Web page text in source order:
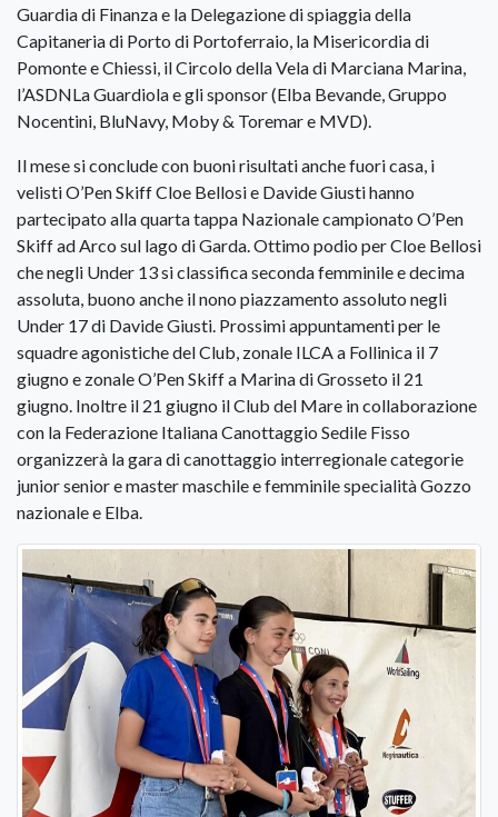
Guardia di Finanza e la Delegazione di spiaggia della
Capitaneria di Porto di Portoferraio, la Misericordia di
Pomonte e Chiessi, il Circolo della Vela di Marciana Marina,
l’ASDNLa Guardiola e gli sponsor (Elba Bevande, Gruppo
Nocentini, BluNavy, Moby & Toremar e MVD).
Il mese si conclude con buoni risultati anche fuori casa, i
velisti O’Pen Skiff Cloe Bellosi e Davide Giusti hanno
partecipato alla quarta tappa Nazionale campionato O’Pen
Skiff ad Arco sul lago di Garda. Ottimo podio per Cloe Bellosi
che negli Under 13 si classifica seconda femminile e decima
assoluta, buono anche il nono piazzamento assoluto negli
Under 17 di Davide Giusti. Prossimi appuntamenti per le
squadre agonistiche del Club, zonale ILCA a Follinica il 7
giugno e zonale O’Pen Skiff a Marina di Grosseto il 21
giugno. Inoltre il 21 giugno il Club del Mare in collaborazione
con la Federazione Italiana Canottaggio Sedile Fisso
organizzerà la gara di canottaggio interregionale categorie
junior senior e master maschile e femminile specialità Gozzo
nazionale e Elba.